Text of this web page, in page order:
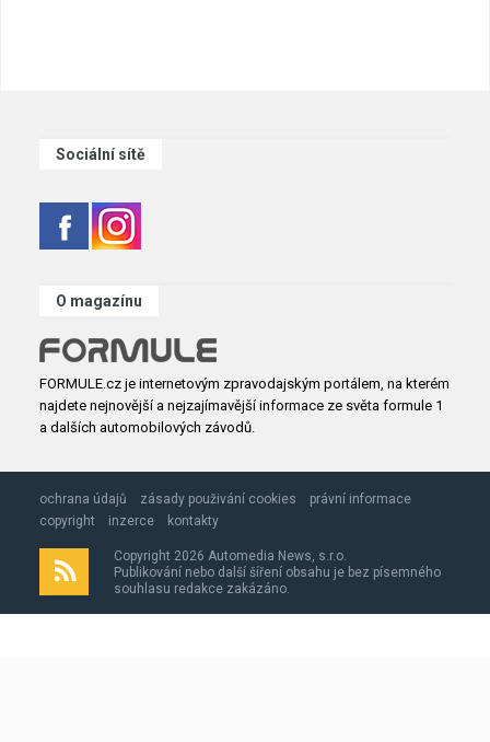
Sociální sítě
O magazínu
FORMULE.cz je internetovým zpravodajským portálem, na kterém
najdete nejnovější a nejzajímavější informace ze světa formule 1
a dalších automobilových závodů.
ochrana údajů zásady použivání cookies
právní informace
copyright
inzerce kontakty
Copyright 2026 Automedia News, s.r.o.
Publikování nebo další šíření obsahu je bez písemného
souhlasu redakce zakázáno.